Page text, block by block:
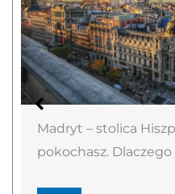
Madryt – stolica
pokochasz.